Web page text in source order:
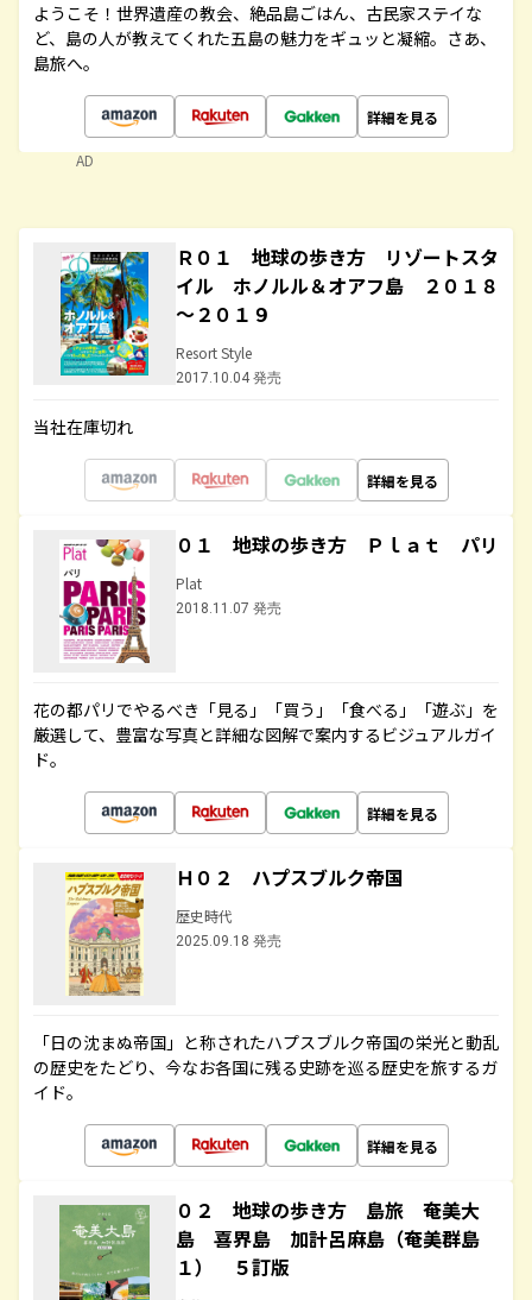
ようこそ！世界遺産の教会、絶品島ごはん、古民家ステイな
ど、島の人が教えてくれた五島の魅力をギュッと凝縮。さあ、
島旅へ。
詳細を見る
AD
Ｒ０１ 地球の歩き方 リゾートスタ
イル ホノルル＆オアフ島 ２０１８
～２０１９
Resort Style
2017.10.04 発売
当社在庫切れ
詳細を見る
０１ 地球の歩き方 Ｐｌａｔ パリ
Plat
2018.11.07 発売
花の都パリでやるべき「見る」「買う」「食べる」「遊ぶ」を
厳選して、豊富な写真と詳細な図解で案内するビジュアルガイ
ド。
詳細を見る
Ｈ０２ ハプスブルク帝国
歴史時代
2025.09.18 発売
「日の沈まぬ帝国」と称されたハプスブルク帝国の栄光と動乱
の歴史をたどり、今なお各国に残る史跡を巡る歴史を旅するガ
イド。
詳細を見る
０２ 地球の歩き方 島旅 奄美大
島 喜界島 加計呂麻島（奄美群島
１） ５訂版